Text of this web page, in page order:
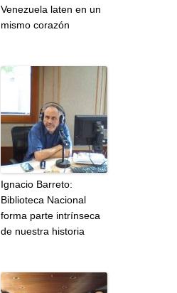
Venezuela laten en un
mismo corazón
Ignacio Barreto:
Biblioteca Nacional
forma parte intrínseca
de nuestra historia